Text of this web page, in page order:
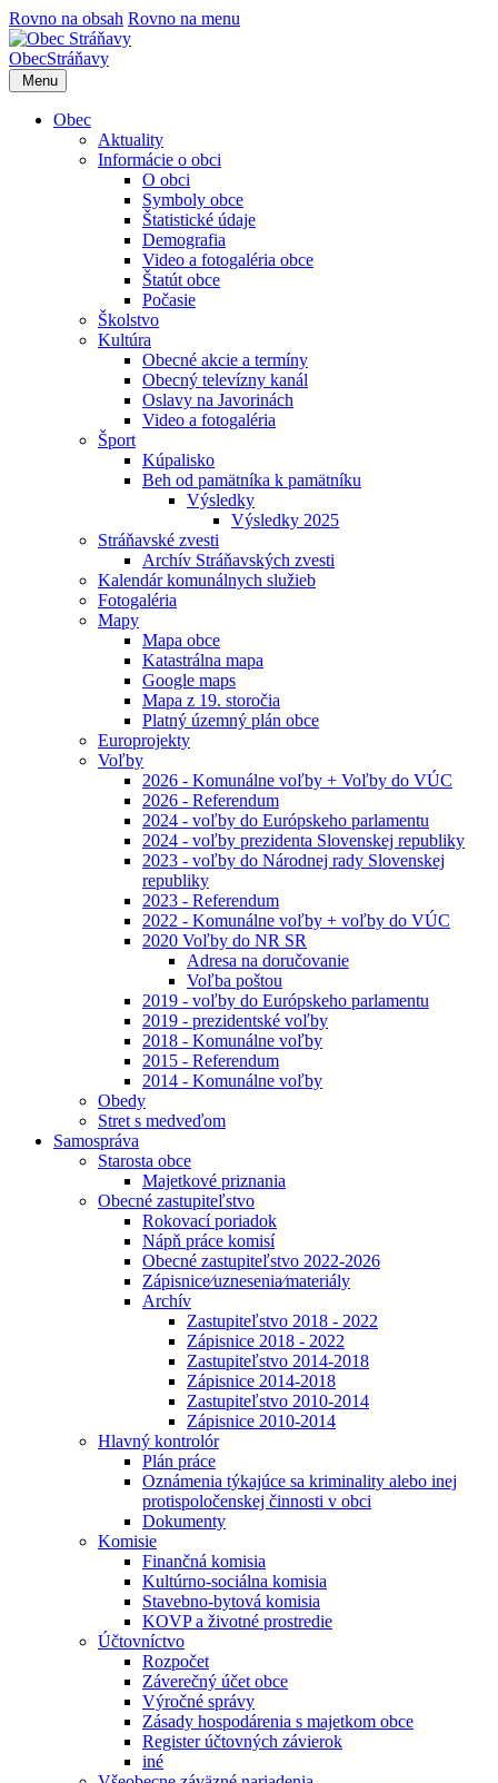
Rovno na obsah Rovno na menu
ObecStráňavy
Menu
Obec
Aktuality
Informácie o obci
O obci
Symboly obce
Štatistické údaje
Demografia
Video a fotogaléria obce
Štatút obce
Počasie
Školstvo
Kultúra
Obecné akcie a termíny
Obecný televízny kanál
Oslavy na Javorinách
Video a fotogaléria
Šport
Kúpalisko
Beh od pamätníka k pamätníku
Výsledky
Výsledky 2025
Stráňavské zvesti
Archív Stráňavských zvesti
Kalendár komunálnych služieb
Fotogaléria
Mapy
Mapa obce
Katastrálna mapa
Google maps
Mapa z 19. storočia
Platný územný plán obce
Europrojekty
Voľby
2026 - Komunálne voľby + Voľby do VÚC
2026 - Referendum
2024 - voľby do Európskeho parlamentu
2024 - voľby prezidenta Slovenskej republiky
2023 - voľby do Národnej rady Slovenskej
republiky
2023 - Referendum
2022 - Komunálne voľby + voľby do VÚC
2020 Voľby do NR SR
Adresa na doručovanie
Voľba poštou
2019 - voľby do Európskeho parlamentu
2019 - prezidentské voľby
2018 - Komunálne voľby
2015 - Referendum
2014 - Komunálne voľby
Obedy
Stret s medveďom
Samospráva
Starosta obce
Majetkové priznania
Obecné zastupiteľstvo
Rokovací poriadok
Nápň práce komisí
Obecné zastupiteľstvo 2022-2026
Zápisnice⁄uznesenia⁄materiály
Archív
Zastupiteľstvo 2018 - 2022
Zápisnice 2018 - 2022
Zastupiteľstvo 2014-2018
Zápisnice 2014-2018
Zastupiteľstvo 2010-2014
Zápisnice 2010-2014
Hlavný kontrolór
Plán práce
Oznámenia týkajúce sa kriminality alebo inej
protispoločenskej činnosti v obci
Dokumenty
Komisie
Finančná komisia
Kultúrno-sociálna komisia
Stavebno-bytová komisia
KOVP a životné prostredie
Účtovníctvo
Rozpočet
Záverečný účet obce
Výročné správy
Zásady hospodárenia s majetkom obce
Register účtovných závierok
iné